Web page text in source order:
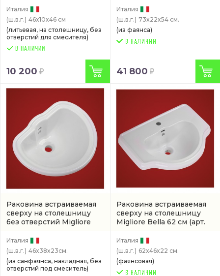
Италия
(ш.в.г.) 46x10x46 см
(литьевая, на столешницу, без
отверстий для смесителя)
В НАЛИЧИИ
10 200
Италия
(ш.в.г.) 73x22x54 см.
(из фаянса)
41 800
Раковина встраиваемая
сверху на столешницу
без отверстий Migliore
25.046.BI)
Италия
(ш.в.г.) 46x38x23см.
(из санфаянса, накладная, без
отверстий под смеситель)
Раковина встраиваемая
сверху на столешницу
Migliore Bella 62 см (арт.
Италия
(ш.в.г.) 62x46x22 см.
(фаянсовая)